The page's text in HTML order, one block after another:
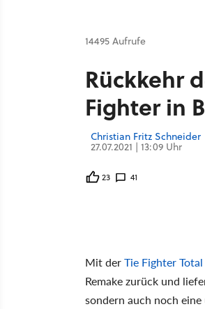
14495 Aufrufe
Rückkehr
Fighter in
Christian Fritz Schneider
27.07.2021 | 13:09 Uhr
23 41
Mit derTie Fighter
Remake zurück und
sondern auch noch